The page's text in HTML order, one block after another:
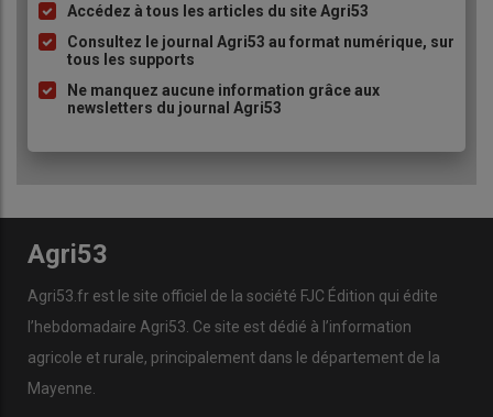
Liste
à
puce
Accédez à tous les articles du site Agri53
Consultez le journal Agri53 au format numérique, sur
tous les supports
Ne manquez aucune information grâce aux
newsletters du journal Agri53
Agri53
Agri53.fr est le site officiel de la société FJC Édition qui édite
l’hebdomadaire Agri53. Ce site est dédié à l’information
agricole et rurale, principalement dans le département de la
Mayenne.